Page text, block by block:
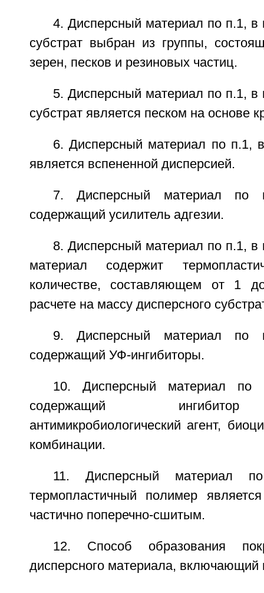
4. Дисперсный материал по п.1, в
субстрат выбран из группы,
зерен, песков и резиновых частиц.
5. Дисперсный материал по п.1, в
субстрат является песком на основе
6. Дисперсный материал по п.1,
является вспененной дисперсией.
7. Дисперсный материал по
содержащий усилитель адгезии.
8. Дисперсный материал по п.1, в
материал содержит
количестве, составляющем от 1
расчете на массу дисперсного
9. Дисперсный материал по
содержащий УФ-ингибиторы.
10. Дисперсный материал по
содержащий
антимикробиологический агент,
комбинации.
11. Дисперсный материал
термопластичный полимер
частично поперечно-сшитым.
12. Способ образования
дисперсного материала, включающий